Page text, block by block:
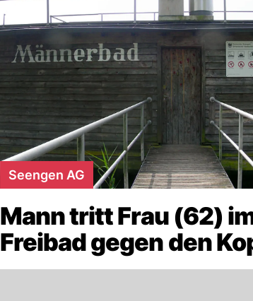
Seengen AG
Mann tritt Frau (62)
Freibad gegen den